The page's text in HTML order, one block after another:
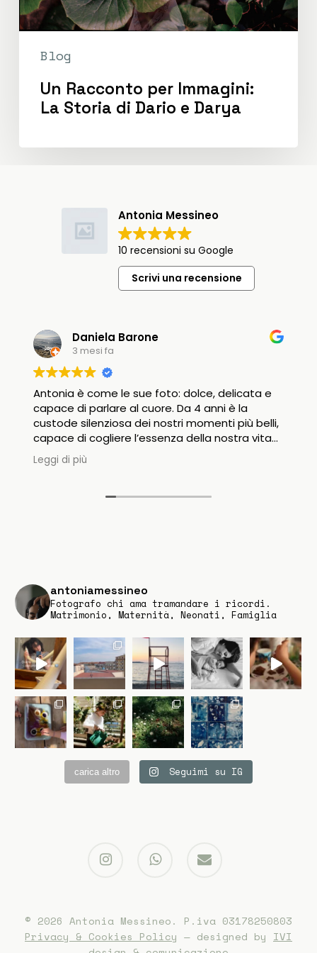
Blog
Un Racconto per Immagini:
La Storia di Dario e Darya
Antonia Messineo
10 recensioni su Google
Scrivi una recensione
Daniela Barone
3 mesi fa
Antonia è come le sue foto: dolce, delicata e
capace di parlare al cuore. Da 4 anni è la
custode silenziosa dei nostri momenti più belli,
capace di cogliere l’essenza della nostra vita
con una gentilezza rara. La sua presenza è un
soffio: mai ingombrante, mai di troppo, eppure
Riguardare i suoi scatti ci commuove ogni
Leggi di più
antoniamessineo
Fotografo chi ama tramandare i ricordi.
Matrimonio, Maternità, Neonati, Famiglia
carica altro Seguimi su IG
instagram whatsapp
© 2026 Antonia Messineo. P.iva 03178250803
Privacy & Cookies Policy — designed by IVI